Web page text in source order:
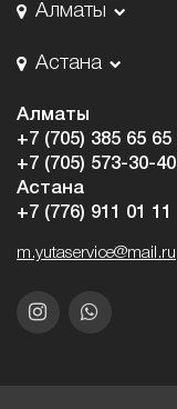
Алматы
Астана
Алматы
+7 (705) 385 65 65
+7 (705) 573-30-40
Астана
+7 (776) 911 01 11
m.yutaservice@mail.ru